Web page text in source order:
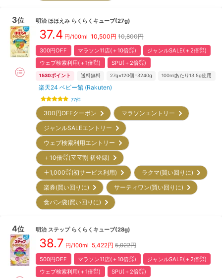
3位 明治 ほほえみ らくらくキューブ(27g)
37.4 円/100ml 10,500円 10,800円
300円OFF マラソン11店(＋10倍㌽)
ジャンルSALE(＋2倍㌽)
ウェブ検索利用(＋1倍㌽)
SPU(＋2倍㌽)
1530ポイント 送料無料 27g×120個=3240g 100mlあたり13.5g使用
楽天24 ベビー館 (Rakuten)
77件
300円OFFクーポン
マラソンエントリー
ジャンルSALEエントリー
ウェブ検索利用エントリー
＋10倍㌽(ママ割 初登録)
＋1,000㌽(初サービス利用)
ラクマ(買い回りに)
楽券(買い回りに)
サーティワン(買い回りに)
食パン袋(買い回りに)
4位 明治 ステップ らくらくキューブ(28g)
38.7 円/100ml 5,422円 5,922円
500円OFF マラソン11店(＋10倍㌽)
ジャンルSALE(＋2倍㌽)
ウェブ検索利用(＋1倍㌽)
SPU(＋2倍㌽)